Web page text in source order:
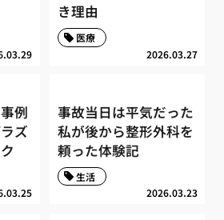
き理由
2026.03.27
医療
例
ズ
事故当日は平気だった
私が後から整形外科を
頼った体験記
2026.03.23
生活